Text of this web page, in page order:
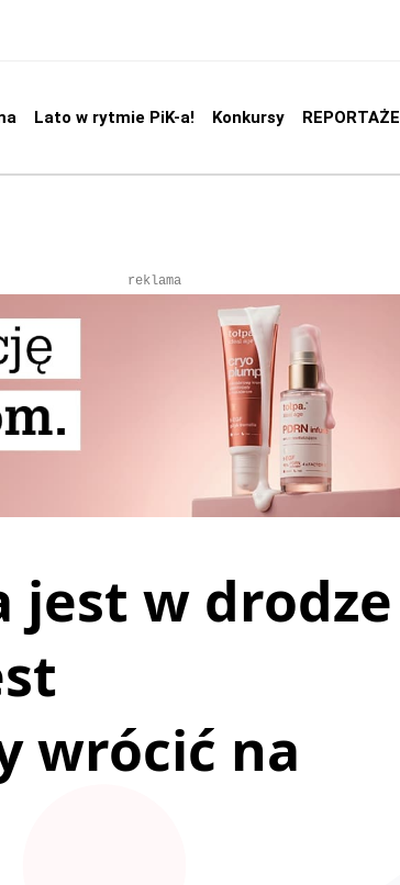
Lato w rytmie PiK-a! Konkursy REPORTAŻE
reklama
jest w drodze
wrócić na